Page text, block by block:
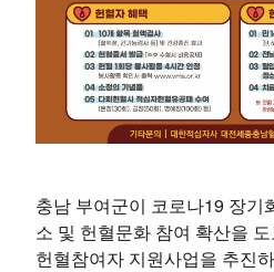
충남 부여군이 코로나19 장기
소 및 헌혈문화 참여 확산을
헌혈참여자 지원사업을 추진